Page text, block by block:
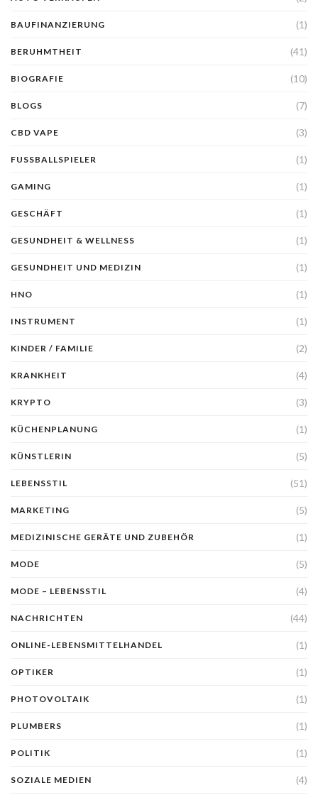
BAUFINANZIERUNG (1)
BERUHMTHEIT (41)
BIOGRAFIE (10)
BLOGS (7)
CBD VAPE (3)
FUSSBALLSPIELER (1)
GAMING (1)
GESCHÄFT (1)
GESUNDHEIT & WELLNESS (1)
GESUNDHEIT UND MEDIZIN (1)
HNO (1)
INSTRUMENT (1)
KINDER / FAMILIE (2)
KRANKHEIT (4)
KRYPTO (3)
KÜCHENPLANUNG (1)
KÜNSTLERIN (5)
LEBENSSTIL (51)
MARKETING (5)
MEDIZINISCHE GERÄTE UND ZUBEHÖR (1)
MODE (5)
MODE – LEBENSSTIL (4)
NACHRICHTEN (44)
ONLINE-LEBENSMITTELHANDEL (1)
OPTIKER (1)
PHOTOVOLTAIK (1)
PLUMBERS (1)
POLITIK (1)
SOZIALE MEDIEN (4)